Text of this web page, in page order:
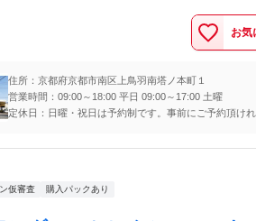
お気
住所：京都府京都市南区上鳥羽南塔ノ本町１
営業時間：09:00～18:00 平日 09:00～17:00 土曜
定休日：日曜・祝日は予約制です。事前にご予約頂けれ
仮審査 購入パックあり